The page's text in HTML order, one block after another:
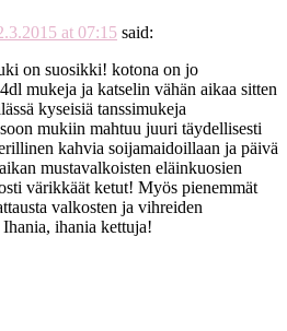
at 07:15 said:
on suosikki! kotona on jo
mukeja ja katselin vähän aikaa sitten
kyseisiä tanssimukeja
mukiin mahtuu juuri täydellisesti
kahvia soijamaidoillaan ja päivä
mustavalkoisten eläinkuosien
värikkäät ketut! Myös pienemmät
valkosten ja vihreiden
Ihania, ihania kettuja!